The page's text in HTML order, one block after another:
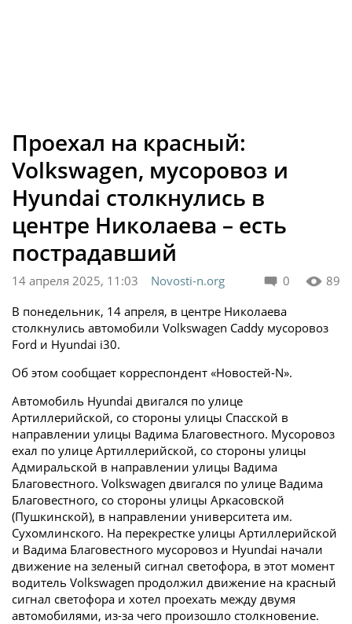
Проехал на красный:
Volkswagen, мусоровоз и
Hyundai столкнулись в
центре Николаева – есть
пострадавший
0 89
14 апреля 2025, 11:03
Novosti-n.org
В понедельник, 14 апреля, в центре Николаева
столкнулись автомобили Volkswagen Caddy мусоровоз
Ford и Hyundai i30.
Об этом сообщает корреспондент «Новостей-N».
Автомобиль Hyundai двигался по улице
Артиллерийской, со стороны улицы Спасской в
направлении улицы Вадима Благовестного. Мусоровоз
ехал по улице Артиллерийской, со стороны улицы
Адмиральской в направлении улицы Вадима
Благовестного. Volkswagen двигался по улице Вадима
Благовестного, со стороны улицы Аркасовской
(Пушкинской), в направлении университета им.
Сухомлинского. На перекрестке улицы Артиллерийской
и Вадима Благовестного мусоровоз и Hyundai начали
движение на зеленый сигнал светофора, в этот момент
водитель Volkswagen продолжил движение на красный
сигнал светофора и хотел проехать между двумя
автомобилями, из-за чего произошло столкновение.